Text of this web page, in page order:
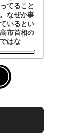
てること
なぜか事
いるとい
市首相の
はな